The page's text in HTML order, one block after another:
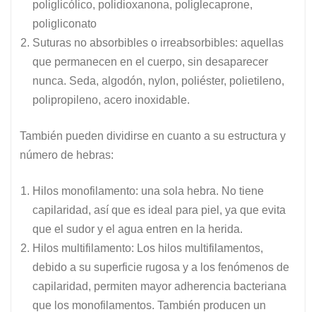
poliglicólico, polidioxanona, poliglecaprone,
poligliconato
Suturas no absorbibles o irreabsorbibles: aquellas
que permanecen en el cuerpo, sin desaparecer
nunca. Seda, algodón, nylon, poliéster, polietileno,
polipropileno, acero inoxidable.
También pueden dividirse en cuanto a su estructura y
número de hebras:
Hilos monofilamento: una sola hebra. No tiene
capilaridad, así que es ideal para piel, ya que evita
que el sudor y el agua entren en la herida.
Hilos multifilamento: Los hilos multifilamentos,
debido a su superficie rugosa y a los fenómenos de
capilaridad, permiten mayor adherencia bacteriana
que los monofilamentos. También producen un